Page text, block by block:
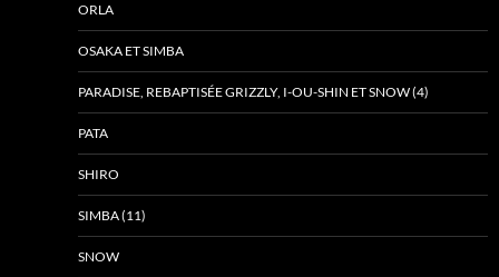
ORLA
OSAKA ET SIMBA
PARADISE, REBAPTISÉE GRIZZLY, I-OU-SHIN ET SNOW (4)
PATA
SHIRO
SIMBA (11)
SNOW